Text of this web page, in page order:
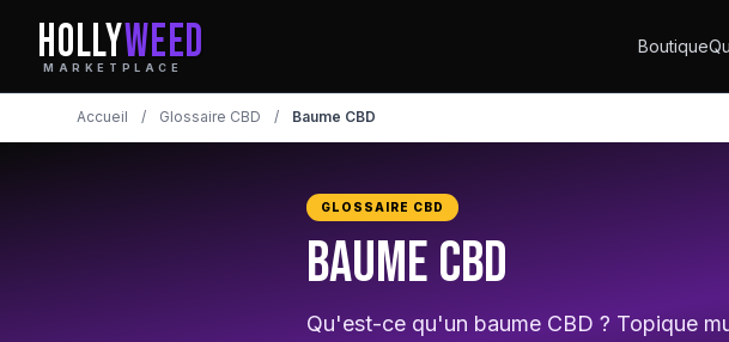
HOLLYWEED
MARKETPLACE
Boutique
Accueil / Glossaire CBD / Baume CBD
GLOSSAIRE CBD
Baume CBD
Qu'est-ce qu'un baume CBD ? Topique